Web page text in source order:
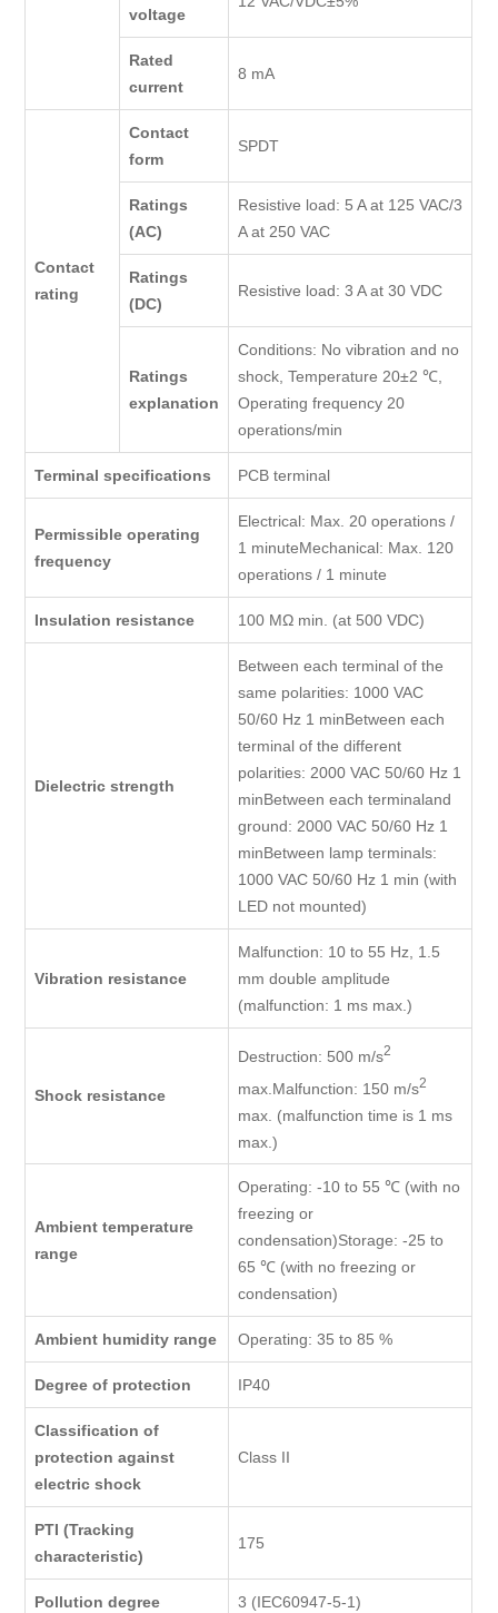
voltage
Rated
current
8 mA
Contact
rating
Contact
form
SPDT
Ratings
(AC)
Resistive load: 5 A at 125 VAC/3
A at 250 VAC
Ratings
(DC)
Resistive load: 3 A at 30 VDC
Ratings
explanation
Conditions: No vibration and no
shock, Temperature 20±2 ℃,
Operating frequency 20
operations/min
Terminal specifications PCB terminal
Permissible operating
frequency
Electrical: Max. 20 operations /
1 minuteMechanical: Max. 120
operations / 1 minute
Insulation resistance 100 MΩ min. (at 500 VDC)
Dielectric strength
Between each terminal of the
same polarities: 1000 VAC
50/60 Hz 1 minBetween each
terminal of the different
polarities: 2000 VAC 50/60 Hz 1
minBetween each terminaland
ground: 2000 VAC 50/60 Hz 1
minBetween lamp terminals:
1000 VAC 50/60 Hz 1 min (with
LED not mounted)
Vibration resistance
Malfunction: 10 to 55 Hz, 1.5
mm double amplitude
(malfunction: 1 ms max.)
Shock resistance
Destruction: 500 m/s2
max.Malfunction: 150 m/s2
max. (malfunction time is 1 ms
max.)
Ambient temperature
range
Operating: -10 to 55 ℃ (with no
freezing or
condensation)Storage: -25 to
65 ℃ (with no freezing or
condensation)
Ambient humidity range Operating: 35 to 85 %
Degree of protection IP40
Classification of
protection against
electric shock
Class II
PTI (Tracking
characteristic)
175
Pollution degree 3 (IEC60947-5-1)